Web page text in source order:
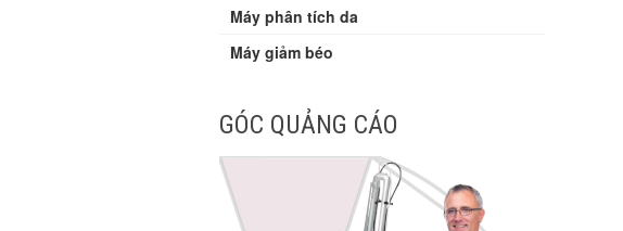
Máy phân tích da
Máy giảm béo
GÓC QUẢNG CÁO